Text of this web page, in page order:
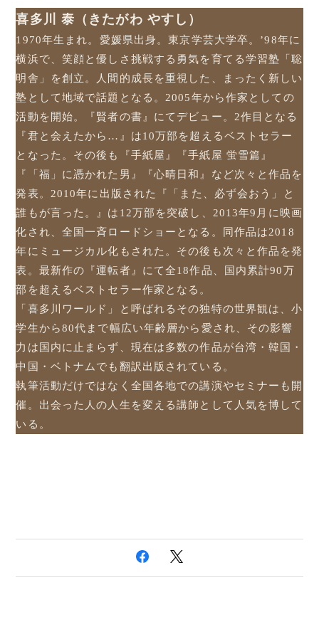
喜多川 泰（きたがわ やすし）
1970年生まれ。愛媛県出身。東京学芸大学卒。’98年に
横浜で、笑顔と優しさ挑戦する勇気を育てる学習塾「聡
明舎」を創立。人間的成長を重視した、まったく新しい
塾として地域で話題となる。2005年から作家としての
活動を開始。『賢者の書』にてデビュー。2作目となる
『君と会えたから…』は10万部を超えるベストセラー
となった。その後も『手紙屋』『手紙屋 蛍雪篇』
『「福」に憑かれた男』『心晴日和』など次々と作品を
発表。2010年に出版された『「また、必ず会おう」と
誰もが言った。』は12万部を突破し、2013年9月に映画
化され、全国一斉ロードショーとなる。同作品は2018
年にミュージカル化もされた。その後も次々と作品を発
表。最新作の『運転者』にて全18作品、国内累計90万
部を超えるベストセラー作家となる。
「喜多川ワールド」と呼ばれるその独特の世界観は、小
学生から80代まで幅広い年齢層から愛され、その影響
力は国内に止まらず、現在は多数の作品が台湾・韓国・
中国・ベトナムでも翻訳出版されている。
執筆活動だけではなく全国各地での講演やセミナーも開
催。出会った人の人生を変える講師として人気を博して
いる。